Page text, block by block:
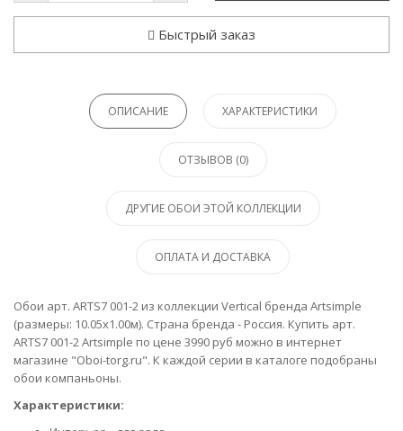
Быстрый заказ
ОПИСАНИЕ ХАРАКТЕРИСТИКИ
ОТЗЫВОВ (0)
ДРУГИЕ ОБОИ ЭТОЙ КОЛЛЕКЦИИ
ОПЛАТА И ДОСТАВКА
Обои арт. ARTS7 001-2 из коллекции Vertical бренда Artsimple
(размеры: 10.05х1.00м). Страна бренда - Россия. Купить арт.
ARTS7 001-2 Artsimple по цене 3990 руб можно в интернет
магазине "Oboi-torg.ru". К каждой серии в каталоге подобраны
обои компаньоны.
Характеристики: